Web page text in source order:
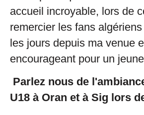
accueil incroyable, lors de
remercier les fans
les jours depuis ma venue
encourageant pour un
Parlez nous de
U18 à Oran et à Sig lors